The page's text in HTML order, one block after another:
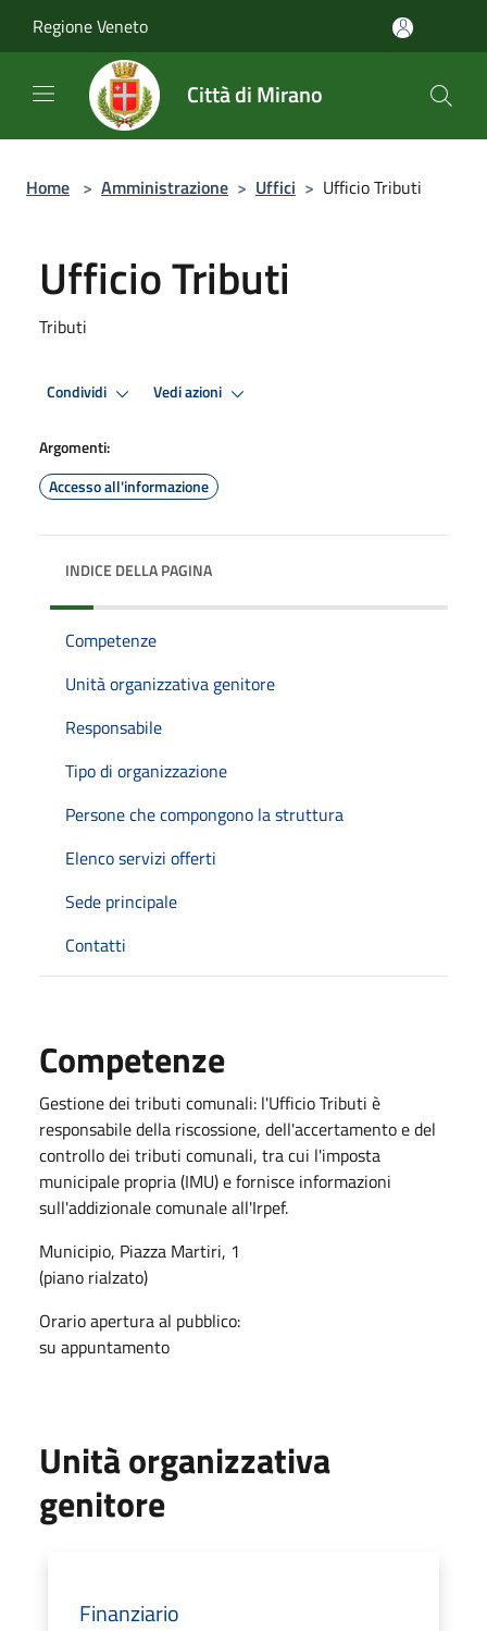
Regione Veneto
Città di Mirano
Home > Amministrazione > Uffici > Ufficio Tributi
Ufficio Tributi
Tributi
Condividi Vedi azioni
Argomenti:
Accesso all'informazione
INDICE DELLA PAGINA
Competenze
Unità organizzativa genitore
Responsabile
Tipo di organizzazione
Persone che compongono la struttura
Elenco servizi offerti
Sede principale
Contatti
Competenze
Gestione dei tributi comunali: l'Ufficio Tributi è
responsabile della riscossione, dell'accertamento e del
controllo dei tributi comunali, tra cui l'imposta
municipale propria (IMU) e fornisce informazioni
sull'addizionale comunale all'Irpef.
Municipio, Piazza Martiri, 1
(piano rialzato)
Orario apertura al pubblico:
su appuntamento
Unità organizzativa
genitore
Finanziario